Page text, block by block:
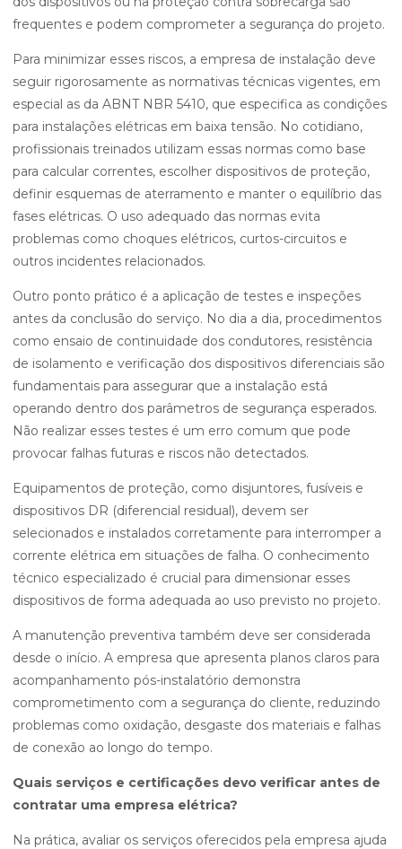
frequentes e podem comprometer a segurança do projeto.
Para minimizar esses riscos, a empresa de instalação deve
seguir rigorosamente as normativas técnicas vigentes, em
especial as da ABNT NBR 5410, que especifica as condições
para instalações elétricas em baixa tensão. No cotidiano,
profissionais treinados utilizam essas normas como base
para calcular correntes, escolher dispositivos de proteção,
definir esquemas de aterramento e manter o equilíbrio das
fases elétricas. O uso adequado das normas evita
problemas como choques elétricos, curtos-circuitos e
outros incidentes relacionados.
Outro ponto prático é a aplicação de testes e inspeções
antes da conclusão do serviço. No dia a dia, procedimentos
como ensaio de continuidade dos condutores, resistência
de isolamento e verificação dos dispositivos diferenciais são
fundamentais para assegurar que a instalação está
operando dentro dos parâmetros de segurança esperados.
Não realizar esses testes é um erro comum que pode
provocar falhas futuras e riscos não detectados.
Equipamentos de proteção, como disjuntores, fusíveis e
dispositivos DR (diferencial residual), devem ser
selecionados e instalados corretamente para interromper a
corrente elétrica em situações de falha. O conhecimento
técnico especializado é crucial para dimensionar esses
dispositivos de forma adequada ao uso previsto no projeto.
A manutenção preventiva também deve ser considerada
desde o início. A empresa que apresenta planos claros para
acompanhamento pós-instalatório demonstra
comprometimento com a segurança do cliente, reduzindo
problemas como oxidação, desgaste dos materiais e falhas
de conexão ao longo do tempo.
Quais serviços e certificações devo verificar antes de
contratar uma empresa elétrica?
Na prática, avaliar os serviços oferecidos pela empresa ajuda